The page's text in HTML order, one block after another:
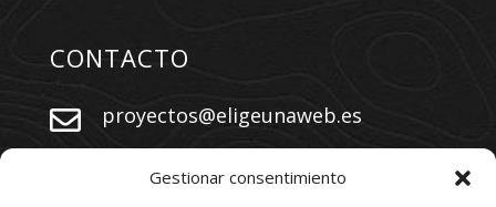
Gestionar consentimiento
CONTACTO
 proyectos@eligeunaweb.es
+34 609 730 569